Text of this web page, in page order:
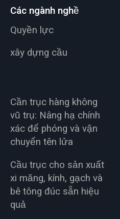
Các ngành nghề
Quyền lực
xây dựng cầu
Cần trục hàng không
vũ trụ: Nâng hạ chính
xác để phóng và vận
chuyển tên lửa
Cầu trục cho sản xuất
xi măng, kính, gạch và
bê tông đúc sẵn hiệu
quả